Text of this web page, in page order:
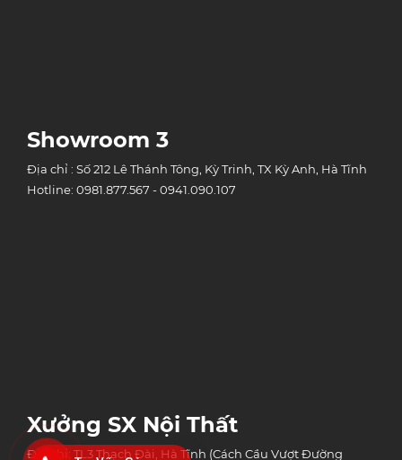
Showroom 3
Địa chỉ : Số 212 Lê Thánh Tông, Kỳ Trinh, TX Kỳ Anh, Hà Tĩnh
Hotline: 0981.877.567 - 0941.090.107
Xưởng SX Nội Thất
Địa chỉ: TL3 Thạch Đài, Hà Tĩnh (Cách Cầu Vượt Đường